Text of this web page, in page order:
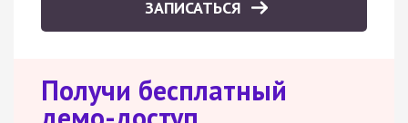
ЗАПИСАТЬСЯ
Получи бесплатный